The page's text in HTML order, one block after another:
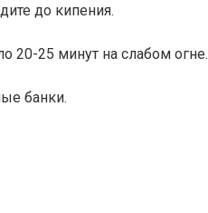
до кипения.
20-25 минут на слабом огне.
банки.